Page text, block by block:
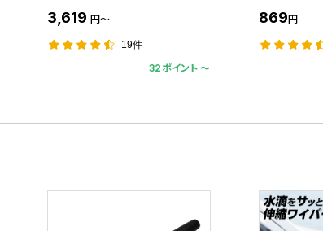
3,619 円～
19件
32ポイント 〜
869円